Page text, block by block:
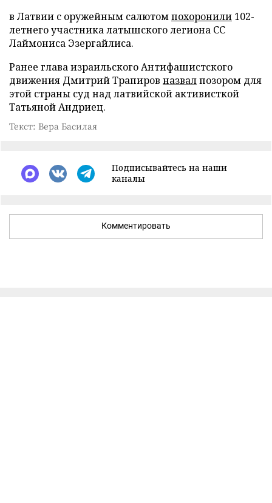
в Латвии с оружейным салютомпохоронили 102-
летнего участника латышского легиона СС
Лаймониса Эзергайлиса.
Ранее глава израильского Антифашистского
движения Дмитрий Трапиров назвалпозором для
этой страны суд над латвийской активисткой
Татьяной Андриец.
Текст: Вера Басилая
Подписывайтесь на наши
каналы
Комментировать